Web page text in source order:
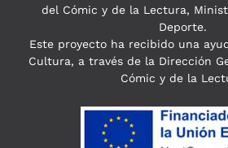
del Cómic y de la Lectura,
Deporte.
Este proyecto ha recibido una
Cultura, a través de la Dirección
Cómic y de la